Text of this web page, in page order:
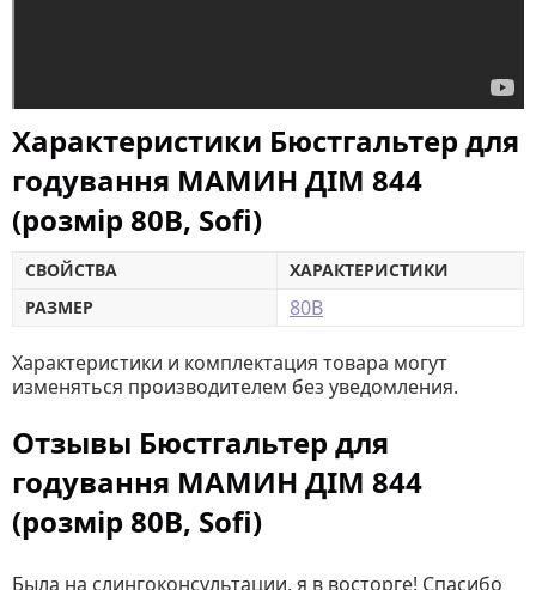
Характеристики Бюстгальтер для
годування МАМИН ДІМ 844
(розмір 80B, Sofi)
СВОЙСТВА
ХАРАКТЕРИСТИКИ
РАЗМЕР
80B
Характеристики и комплектация товара могут
изменяться производителем без уведомления.
Отзывы Бюстгальтер для
годування МАМИН ДІМ 844
(розмір 80B, Sofi)
Была на слингоконсультации, я в восторге! Спасибо